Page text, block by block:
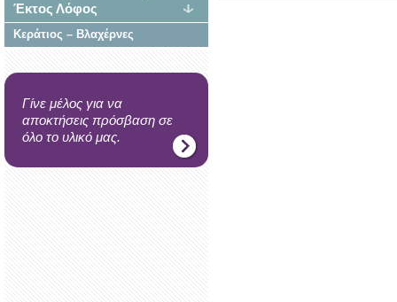
Έκτος Λόφος
Κεράτιος – Βλαχέρνες
Γίνε μέλος για να
αποκτήσεις πρόσβαση σε
όλο το υλικό μας.